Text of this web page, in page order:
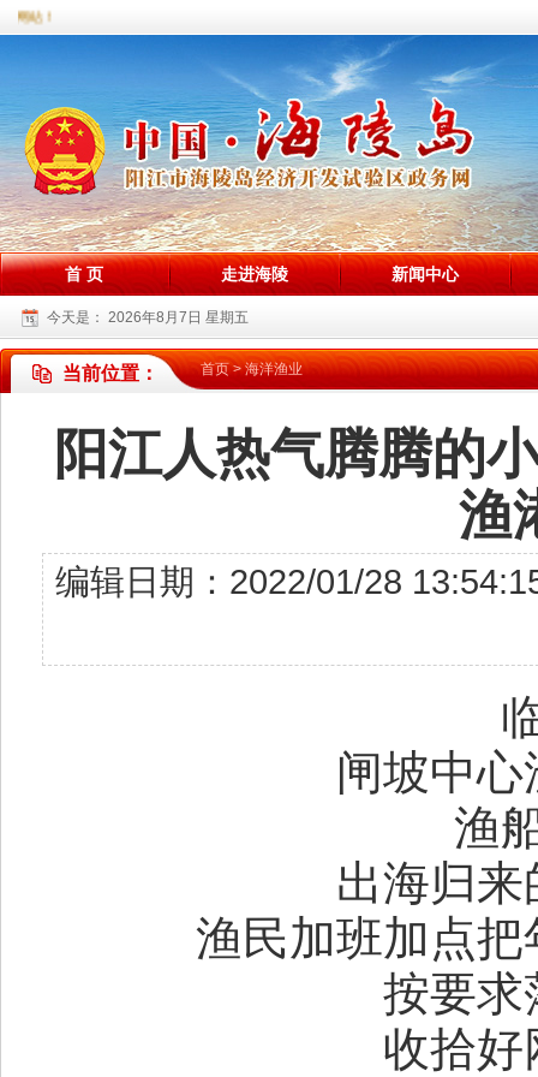
！
首 页 走进海陵 新闻中心
今天是： 2026年8月7日 星期五
当前位置： 首页>海洋渔业
阳江人热气腾腾的
渔
编辑日期：2022/01/28
临
闸坡中心
渔船
出海归来
渔民加班加点把
按要求
收拾好